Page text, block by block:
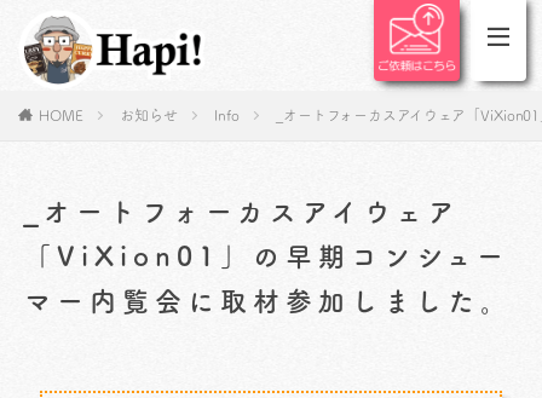
HOME お知らせ Info _オートフォーカスアイウェア「
_オートフォーカスアイウェア
「ViXion01」の早期コンシュー
マー内覧会に取材参加しました。